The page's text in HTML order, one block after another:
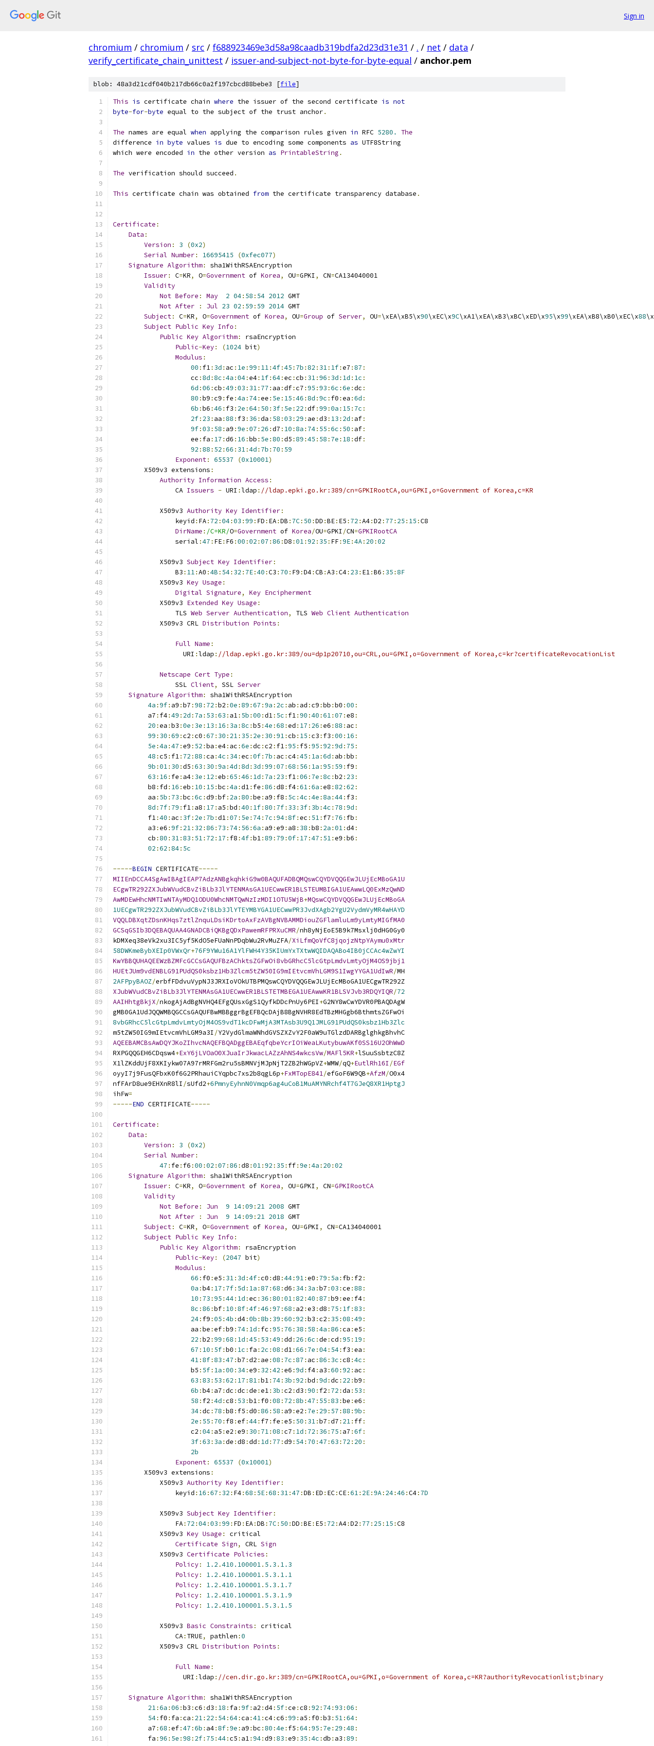
Sign in
chromium / chromium / src / f688923469e3d58a98caadb319bdfa2d23d31e31 / . / net / data /
verify_certificate_chain_unittest / issuer-and-subject-not-byte-for-byte-equal / anchor.pem
blob: 48a3d21cdf040b217db66c0a2f197cbcd88bebe3 [file]
This is certificate chain where the issuer of the second certificate is not
byte-for-byte equal to the subject of the trust anchor.
The names are equal when applying the comparison rules given in RFC 5280.
The
difference in byte values is due to encoding some components as UTF8String
which were encoded in the other version as PrintableString .
The verification should succeed .
This certificate chain was obtained from the certificate transparency database .
Certificate :
Data :
Version : 3 (0x2)
Serial Number: 16695415 (0xfec077)
Signature Algorithm:
sha1WithRSAEncryption
Issuer: C=KR, O=Government of Korea, OU=GPKI , CN=CA134040001
Validity
Not Before : May 2 04: 58 : 54 2012 GMT
Not After : Jul 23 02 : 59 : 59 2014 GMT
Subject: C=KR, O=Government of Korea, OU=Group of Server, OU=\xEA\xB5\x90\xEC\x9C\xA1\xEA\xB3\xBC\xED\x95\x99\xEA\xB8\xB0\xEC\x88
Subject Public Key Info :
Public Key Algorithm:
rsaEncryption
Public-Key: (1024 bit)
Modulus :
00 : f1: 3d : ac : 1e :99 : 11:4f:45 : 7b :82 : 31: 1f:e7 :87 :
                    cc
:8d :8c :4a :04:e4: 1f:64:ec :cb : 31:96 : 3d : 1d : 1c :
6d :06 :cb :49 :03 : 31: 77 : aa :df:c7 :95 :93 :6c :6e :dc :
80 :b9 :c9 : fe :4a : 74:ee : 5e : 15 :46 :8d :9c : f0 :ea :6d :
6b :b6 :46 : f3 : 2e :64: 50 : 3f: 5e : 22 :df:99 :0a : 15 : 7c :
2f: 23 : aa :88 : f3 : 36 :da : 58 :03 : 29 : ae :d3 : 13 : 2d : af:
9f:03 : 58 : a9 :9e :07 : 26 :d7 : 10 :8a : 74: 55 :6c : 50 : af:
                    ee
: fa : 17 :d6 : 16 :bb : 5e :80 :d5 :89 :45 : 58 : 7e : 18 :df:
92 :88 : 52 :66 : 31:4d : 7b : 70 : 59
Exponent: 65537 (0x10001)
        X509v3 extensions
:
Authority Information Access :
                CA
Issuers - URI :ldap : //ldap.epki.go.kr:389/cn=GPKIRootCA,ou=GPKI,o=Government of Korea,c=KR
            X509v3
Authority Key Identifier:
                keyid
: FA: 72 :04:03 :99 : FD : EA:DB : 7C: 50 :DD :BE: E5 : 72 :A4:D2 : 77 : 25 : 15 :C8
DirName : /C=KR/O=Government of Korea/OU=GPKI /CN=GPKIRootCA
                serial
:47 : FE: F6 :00 :02 :07 :86 :D8 :01:92 : 35 : FF:9E:4A: 20 :02
            X509v3
Subject Key Identifier:
                B3
: 11:A0 :4B : 54: 32 : 7E:40 :C3 : 70 : F9 :D4:CB :A3 :C4: 23 : E1:B6 : 35 :8F
            X509v3
Key Usage :
Digital Signature, Key Encipherment
            X509v3
Extended Key Usage :
                TLS
Web Server Authentication, TLS Web Client Authentication
            X509v3 CRL
Distribution Points :
Full Name :
                  URI
:ldap : //ldap.epki.go.kr:389/ou=dp1p20710,ou=CRL,ou=GPKI,o=Government of Korea,c=kr?certificateRevocationList
Netscape Cert Type :
                SSL
Client, SSL Server
Signature Algorithm:
sha1WithRSAEncryption
4a :9f: a9 :b7 :98 : 72 :b2 :0e :89 :67 :9a : 2c : ab : ad :c9 :bb :b0 :00 :
         a7
: f4:49 : 2d : 7a : 53 :63 : a1: 5b :00 :d1: 5c : f1:90 :40 :61:07 :e8 :
20 :ea :b3 :0e : 3e : 13 : 16 : 3a :8c :b5 :4e :68 :ed : 17 : 26 :e6 :88 : ac :
99 : 30 :69 :c2 :c0 :67 : 30 : 21: 35 : 2e : 30 :91:cb : 15 :c3 : f3 :00 : 16 :
5e :4a :47 :e9 : 52 :ba :e4: ac :6e :dc :c2 : f1:95 : f5 :95 :92 :9d : 75 :
48 :c5 : f1: 72 :88 :ca :4c : 34:ec :0f: 7b : ac :c4:45 : 1a :6d : ab :bb :
9b :01: 30 :d5 :63 : 30 :9a :4d :8d : 3d :99 :07 :68 : 56 : 1a :95 : 59 : f9 :
63 : 16 : fe : a4: 3e : 12 :eb :65 :46 : 1d : 7a : 23 : f1:06 : 7e :8c :b2 : 23 :
         b8
: fd : 16 :eb : 10 : 15 :bc :4a :d1: fe :86 :d8 : f4:61:6a :e8 :82 :62 :
         aa
: 5b : 73 :bc :6c :d9 :bf: 2a :80 :be : a9 : f8 : 5c :4c :4e :8a :44: f3 :
8d : 7f: 79 : f1: a8 : 17 : a5 :bd :40 : 1f:80 : 7f: 33 : 3f: 3b :4c : 78 :9d :
         f1
:40 : ac : 3f: 2e : 7b :d1:07 : 5e : 74: 7c :94:8f:ec : 51: f7 : 76 : fb :
         a3
:e6 :9f: 21: 32 :86 : 73 : 74: 56 :6a : a9 :e9 : a8 : 38 :b8 : 2a :01:d4:
         cb
:80 : 31:83 : 51: 72 : 17 : f8 :4f:b1:89 : 79 :0f: 17 :47 : 51:e9 :b6 :
02 :62 :84: 5c
-----BEGIN CERTIFICATE-----
MIIEnDCCA4SgAwIBAgIEAP7AdzANBgkqhkiG9w0BAQUFADBQMQswCQYDVQQGEwJLUjEcMBoGA1U
ECgwTR292ZXJubWVudCBvZiBLb3JlYTENMAsGA1UECwwER1BLSTEUMBIGA1UEAwwLQ0ExMzQwND
AwMDEwHhcNMTIwNTAyMDQ1ODU0WhcNMTQwNzIzMDI1OTU5WjB+MQswCQYDVQQGEwJLUjEcMBoGA
1UECgwTR292ZXJubWVudCBvZiBLb3JlYTEYMBYGA1UECwwPR3JvdXAgb2YgU2VydmVyMR4wHAYD
VQQLDBXqtZDsnKHqs7ztlZnquLDsiKDrtoAxFzAVBgNVBAMMDiouZGFlamluLm9yLmtyMIGfMA0
GCSqGSIb3DQEBAQUAA4GNADCBiQKBgQDxPawemRFPRXuCMR/nh8yNjEoE5B9k7Msxlj0dHG0Gy0
kDMXeq38eVk2xu3IC5yf5KdO5eFUaNnPDqbWu2RvMuZFA/XiLfmQoVfC8jqojzNtpYAymu0xMtr
58DWKmeBybXEIp0VWxQr+76F9YWu16A1YlFWH4Y35KIUmYxTXtwWQIDAQABo4IB0jCCAc4wZwYI
KwYBBQUHAQEEWzBZMFcGCCsGAQUFBzAChktsZGFwOi8vbGRhcC5lcGtpLmdvLmtyOjM4OS9jbj1
HUEtJUm9vdENBLG91PUdQS0ksbz1Hb3Zlcm5tZW50IG9mIEtvcmVhLGM9S1IwgYYGA1UdIwR/MH
2AFPpyBAOZ/erbfFDdvuVypNJ3JRXIoVOkUTBPMQswCQYDVQQGEwJLUjEcMBoGA1UECgwTR292Z
XJubWVudCBvZiBLb3JlYTENMAsGA1UECwwER1BLSTETMBEGA1UEAwwKR1BLSVJvb3RDQYIQR/72
AAIHhtgBkjX/nkogAjAdBgNVHQ4EFgQUsxGgS1QyfkDDcPnUy6PEI+G2NY8wCwYDVR0PBAQDAgW
gMB0GA1UdJQQWMBQGCCsGAQUFBwMBBggrBgEFBQcDAjB8BgNVHR8EdTBzMHGgb6BthmtsZGFwOi
8vbGRhcC5lcGtpLmdvLmtyOjM4OS9vdT1kcDFwMjA3MTAsb3U9Q1JMLG91PUdQS0ksbz1Hb3Zlc
m5tZW50IG9mIEtvcmVhLGM9a3I /Y2VydGlmaWNhdGVSZXZvY2F0aW9uTGlzdDARBglghkgBhvhC
AQEEBAMCBsAwDQYJKoZIhvcNAQEFBQADggEBAEqfqbeYcrIOiWeaLKutybuwAKf0SS16U2OhWwD
RXPGQQGEH6CDqsw4+ExY6jLVOaO0XJuaIrJkwacLAZzAhNS4wkcsVw/MAFl5KR+lSuuSsbtzC8Z
X1lZKddUjF8XKIykw07A97rMRFGm2ru5sBMNVjMJpNjT2ZB2hWGpVZ+WMW/qQ+EutlRh16I /EGf
oyyI7j9FusQFbxK0f6G2PRhauiCYqpbc7xs2b8qgL6p+FxMTopE841/efGoF6W9QB+AfzM/O0x4
nfFArD8ue9EHXnR8lI /sUfd2+6PmnyEyhnN0Vmqp6ag4uCoB1MuAMYNRchf4T7GJeQ8XR1HptgJ
ihFw=
-----END CERTIFICATE-----
Certificate :
Data :
Version : 3 (0x2)
Serial Number:
47 : fe : f6 :00 :02 :07 :86 :d8 :01:92 : 35 : ff:9e :4a : 20 :02
Signature Algorithm:
sha1WithRSAEncryption
Issuer: C=KR, O=Government of Korea, OU=GPKI , CN=GPKIRootCA
Validity
Not Before : Jun 9 14:09 : 21 2008 GMT
Not After : Jun 9 14:09 : 21 2018 GMT
Subject: C=KR, O=Government of Korea, OU=GPKI , CN=CA134040001
Subject Public Key Info :
Public Key Algorithm:
rsaEncryption
Public-Key: (2047 bit)
Modulus :
66 : f0 :e5 : 31: 3d :4f:c0 :d8 :44:91:e0 : 79 : 5a : fb : f2 :
0a :b4: 17 : 7f: 5d : 1a :87 :68 :d6 : 34: 3a :b7 :03 :ce :88 :
10 : 73 :95 :44: 1d :ec : 36 :80 :01:82 :40 :87 :b9 :ee : f4:
8c :86 :bf: 10 :8f:4f:46 :97 :68 : a2 :e3 :d8 : 75 : 1f:83 :
24: f9 :05 :4b :d4:0b :8b : 39 :60 :92 :b3 :c2 : 35 :08 :49 :
                    aa
:be :ef:b9 : 74: 1d : fc :95 : 76 : 38 : 58 :4a :86 :ca :e5 :
22 :b2 :99 :68 : 1d :45 : 53 :49 :dd : 26 :6c :de :cd :95 : 19 :
67 : 10 : 5f:b0 : 1c : fa : 2c :08 :d1:66 : 7e :04: 54: f3 :ea :
41:8f:83 :47 :b7 :d2 : ae :08 : 7c :87 : ac :86 : 3c :c8 :4c :
                    b5
: 5f: 1a :00 : 34:e9 : 32 :42 :e6 :9d : f4: a3 :60 :92 : ac :
63 :83 : 53 :62 : 17 :81:b1: 74: 3b :92 :bd :9d :dc : 22 :b9 :
6b :b4: a7 :dc :dc :de :e1: 3b :c2 :d3 :90 : f2 : 72 :da : 53 :
58 : f2 :4d :c8 : 53 :b1: f0 :08 : 72 :8b :47 : 55 :83 :be :e6 :
34:dc : 78 :b8 : f5 :d0 :86 : 58 : a9 :e2 : 7e : 29 : 57 :88 :9b :
2e : 55 : 70 : f8 :ef:44: f7 : fe :e5 : 50 : 31:b7 :d7 : 21: ff:
                    c2
:04: a5 :e2 :e9 : 30 : 71:08 :c7 : 1d : 72 : 36 : 75 : a7 :6f:
3f:63 : 3a :de :d8 :dd : 1d : 77 :d9 : 54: 70 :47 :63 : 72 : 20 :
2b
Exponent: 65537 (0x10001)
        X509v3 extensions
:
            X509v3
Authority Key Identifier:
                keyid
: 16 :67 : 32 : F4:68 : 5E:68 : 31:47 :DB : ED : EC:CE:61: 2E:9A: 24:46 :C4: 7D
            X509v3
Subject Key Identifier:
                FA
: 72 :04:03 :99 : FD : EA:DB : 7C: 50 :DD :BE: E5 : 72 :A4:D2 : 77 : 25 : 15 :C8
            X509v3
Key Usage :
critical
Certificate Sign, CRL Sign
            X509v3
Certificate Policies :
Policy: 1.2 .410.100001. 5.3 . 1.3
Policy: 1.2 .410.100001. 5.3 . 1.1
Policy: 1.2 .410.100001. 5.3 . 1.7
Policy: 1.2 .410.100001. 5.3 . 1.9
Policy: 1.2 .410.100001. 5.3 . 1.5
            X509v3
Basic Constraints :
critical
                CA
: TRUE, pathlen :0
            X509v3 CRL
Distribution Points :
Full Name :
                  URI
:ldap : //cen.dir.go.kr:389/cn=GPKIRootCA,ou=GPKI,o=Government of Korea,c=KR?authorityRevocationlist;binary
Signature Algorithm:
sha1WithRSAEncryption
21:6a :06 :b3 :c6 :d3 : 18 : fa :9f: a2 :d4: 5f:ce :c8 :92 : 74:93 :06 :
54: f0 : fa :ca : 21: 22 : 54:64:ca :41:c4:c6 :99 : a5 : f0 :b3 : 51:64:
         a7
:68 :ef:47 :6b : a4:8f:9e : a9 :bc :80 :4e : f5 :64:95 : 7e : 29 :48 :
         fa
:96 : 5e :98 : 2f: 75 :44:c5 : a1:94:d9 :83 :e9 : 35 :4c :db : a3 :89 :